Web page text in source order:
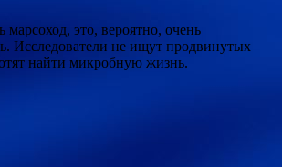
марсоход, это, вероятно, очень
Исследователи не ищут продвинутых
найти микробную жизнь.